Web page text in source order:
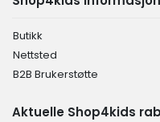
Butikk
Nettsted
B2B Brukerstøtte
Aktuelle Shop4kids